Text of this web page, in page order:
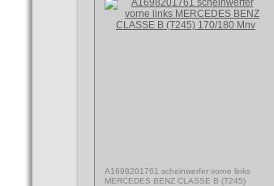
A1698201761 scheinwerfer vorne links
MERCEDES BENZ CLASSE B (T245)